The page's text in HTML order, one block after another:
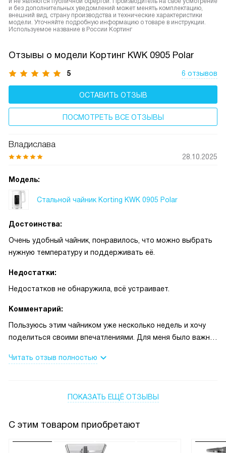
и без дополнительных уведомлений может менять комплектацию,
внешний вид, страну производства и технические характеристики
модели. Уточняйте подробную информацию о товаре в инструкции.
Используемое название в России Кортинг
Отзывы о модели Кортинг KWK 0905 Polar
5 6 отзывов
ОСТАВИТЬ ОТЗЫВ
ПОСМОТРЕТЬ ВСЕ ОТЗЫВЫ
Владислава
28.10.2025
Модель:
Стальной чайник Korting KWK 0905 Polar
Достоинства:
Очень удобный чайник, понравилось, что можно выбрать
нужную температуру и поддерживать её.
Недостатки:
Недостатков не обнаружила, всё устраивает.
Комментарий:
Пользуюсь этим чайником уже несколько недель и хочу
поделиться своими впечатлениями. Для меня было важно,
так как я часто завариваю разные виды чая, и теперь не
иногда забываю про заварку, а вода всё равно остаётся
просто включаю нужный режим, и чайник сам всё делает.
Электронное управление оказалось простым и понятным,
Читать отзыв полностью
ПОКАЗАТЬ ЕЩЁ ОТЗЫВЫ
С этим товаром приобретают